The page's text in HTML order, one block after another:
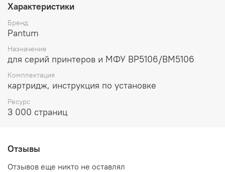
Характеристики
Бренд
Pantum
Назначение
для серий принтеров и МФУ BP5106/BM5106
Комплектация
картридж, инструкция по установке
Ресурс
3 000 страниц
Отзывы
Отзывов еще никто не оставлял